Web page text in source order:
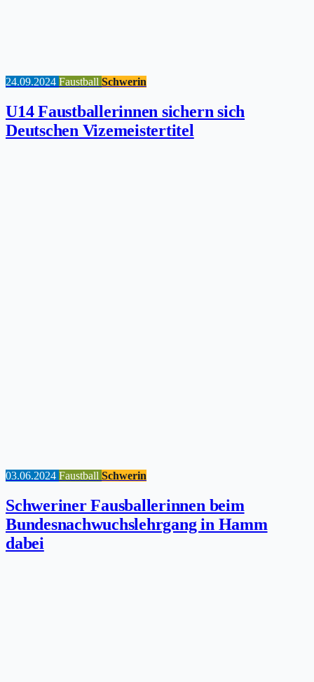
24.09.2024 Faustball Schwerin
U14 Faustballerinnen sichern sich
Deutschen Vizemeistertitel
03.06.2024 Faustball Schwerin
Schweriner Fausballerinnen beim
Bundesnachwuchslehrgang in Hamm
dabei